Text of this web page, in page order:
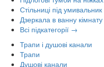
Стільниці під умивальник
Дзеркала в ванну кімнату
Всі підкатегорії →
Трапи і душові канали
Трапи
Душові канали